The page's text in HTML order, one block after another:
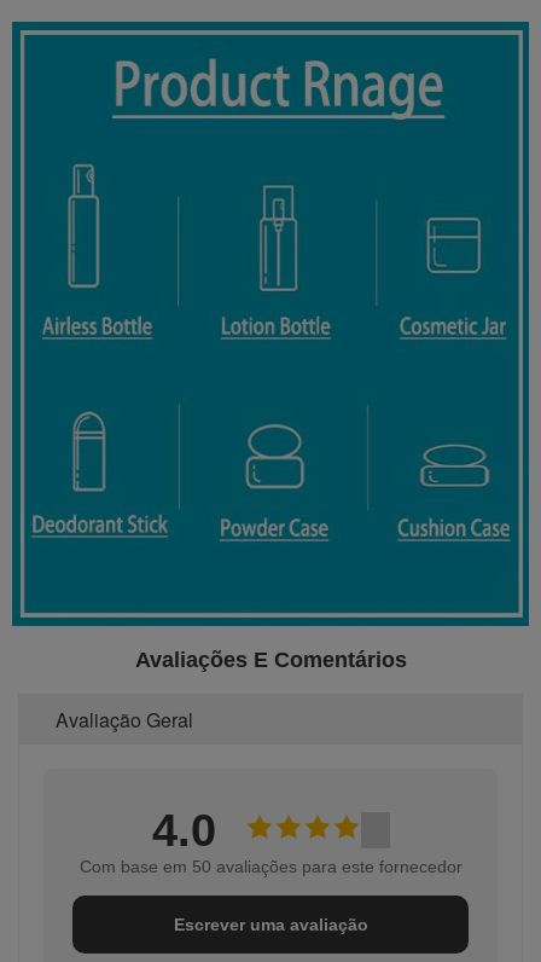
Avaliações E Comentários
Avaliação Geral
4.0
Com base em 50 avaliações para este fornecedor
Escrever uma avaliação